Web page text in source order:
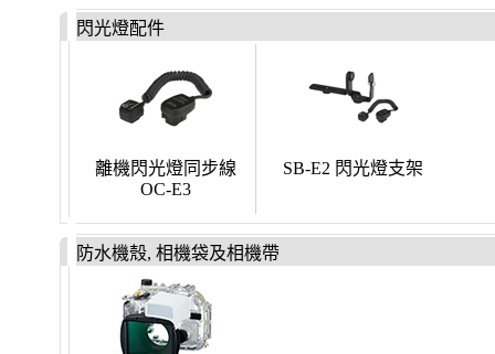
閃光燈配件
離機閃光燈同步線
OC-E3
SB-E2 閃光燈支架
防水機殼, 相機袋及相機帶